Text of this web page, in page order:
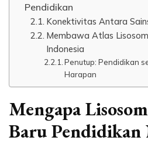
Pendidikan
Konektivitas Antara
Membawa Atlas
Indonesia
Penutup: Pendidikan
Harapan
Mengapa
Baru Pendidikan